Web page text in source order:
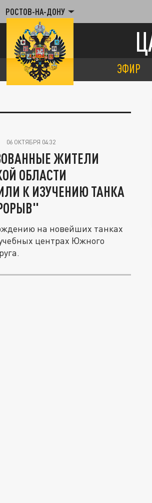
РОСТОВ-НА-ДОНУ
ЭФИР
06 ОКТЯБРЯ 04:32
ЖИТЕЛИ
ОБЛАСТИ
К ИЗУЧЕНИЮ ТАНКА
на новейших танках
центрах Южного